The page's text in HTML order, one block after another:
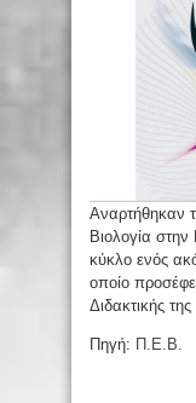
Αναρτήθηκαν
Βιολογία
κύκλο ενός
οποίο
Διδακτικής
Πηγή: Π.Ε.Β.